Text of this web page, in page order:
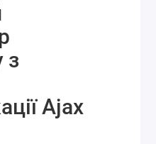
з
Ajax